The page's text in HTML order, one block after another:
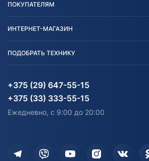
Блог
Карта сайта
ПОКУПАТЕЛЯМ
Согласие на обработку
Информация до получения
согласия на обработку
Дополнительные услуги
ИНТЕРНЕТ-МАГАЗИН
Агротехника
Водный транспорт
Электротранспорт
ПОДОБРАТЬ ТЕХНИКУ
Агротехника
Электротранспорт
+375 (29) 647-55-15
+375 (33) 333-55-15
Ежедневно, с 9:00 до 20:00